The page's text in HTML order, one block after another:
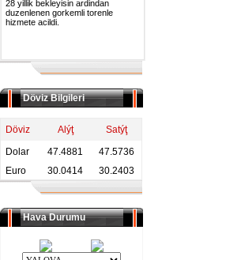
28 yillik bekleyisin ardindan
duzenlenen gorkemli torenle
hizmete acildi.
Döviz Bilgileri
Döviz Alýţ
Satýţ
Dolar
47.4881
47.5736
Euro
30.0414 30.2403
Hava Durumu